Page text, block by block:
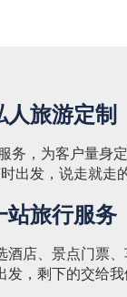
人旅游定制
务，为客户量身
出发，说走就走
站旅行服务
酒店、景点门票
发，剩下的交给我